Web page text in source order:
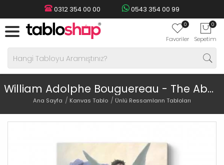
0312 354 00 00 0543 354 00 99
0
Favoriler
0
Sepetim
William Adolphe Bouguereau - The Abduction of Psyche Tablosu
Ana Sayfa Kanvas Tablo Ünlü Ressamların Tabloları